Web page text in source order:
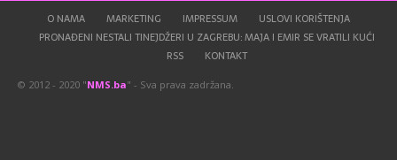
O NAMA MARKETING IMPRESSUM
USLOVI KORIŠTENJA
PRONAĐENI NESTALI TINEJDŽERI U ZAGREBU: MAJA I EMIR SE VRATILI KUĆI
RSS
KONTAKT
© 2012 - 2020 "NMS.ba" - Sva prava zadržana.